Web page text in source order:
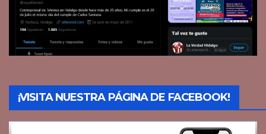
¡VISITA NUESTRA PÁGINA DE FACEBOOK!